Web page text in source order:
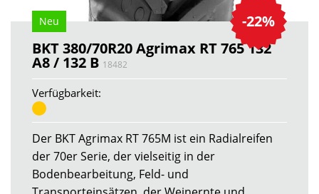
-22%
Neu
BKT 380/70R20 Agrimax RT 765 132
A8 / 132 B 18482
Verfügbarkeit:
Der BKT Agrimax RT 765M ist ein Radialreifen
der 70er Serie, der vielseitig in der
Bodenbearbeitung, Feld- und